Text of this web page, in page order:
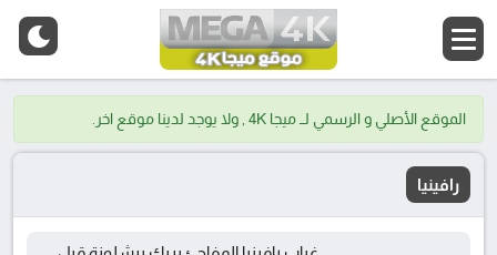
الموقع الأصلي و الرسمي لــ ميجا 4K , ولا يوجد لدينا موقع اخر.
رافينيا